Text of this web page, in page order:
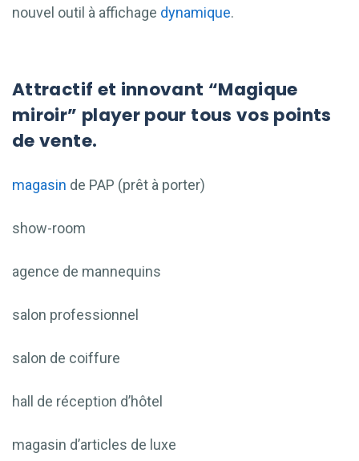
nouvel outil à affichage dynamique.
Attractif et innovant “Magique
miroir” player pour tous vos points
de vente.
magasin de PAP (prêt à porter)
show-room
agence de mannequins
salon professionnel
salon de coiffure
hall de réception d’hôtel
magasin d’articles de luxe